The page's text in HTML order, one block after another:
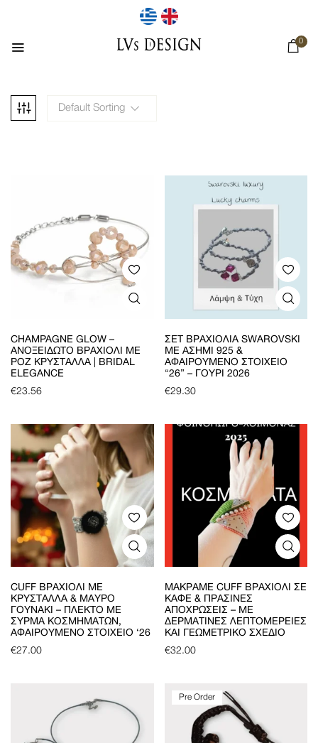
0
Default Sorting
CHAMPAGNE GLOW –
ΑΝΟΞΕΊΔΩΤΟ ΒΡΑΧΙΌΛΙ ΜΕ
ΡΟΖ ΚΡΎΣΤΑΛΛΑ | BRIDAL
ELEGANCE
€23.56
ΣΕΤ ΒΡΑΧΙΌΛΙΑ SWAROVSKI
ΜΕ ΑΣΉΜΙ 925 &
ΑΦΑΙΡΟΎΜΕΝΟ ΣΤΟΙΧΕΊΟ
“26” – ΓΟΎΡΙ 2026
€29.30
CUFF ΒΡΑΧΙΌΛΙ ΜΕ
ΚΡΎΣΤΑΛΛΑ & ΜΑΎΡΟ
ΓΟΥΝΆΚΙ – ΠΛΕΚΤΌ ΜΕ
ΣΎΡΜΑ ΚΟΣΜΗΜΆΤΩΝ,
ΑΦΑΙΡΟΎΜΕΝΟ ΣΤΟΙΧΕΊΟ ‘26
€27.00
ΜΑΚΡΑΜΈ CUFF ΒΡΑΧΙΌΛΙ ΣΕ
ΚΑΦΈ & ΠΡΆΣΙΝΕΣ
ΑΠΟΧΡΏΣΕΙΣ – ΜΕ
ΔΕΡΜΆΤΙΝΕΣ ΛΕΠΤΟΜΈΡΕΙΕΣ
ΚΑΙ ΓΕΩΜΕΤΡΙΚΌ ΣΧΈΔΙΟ
€32.00
Pre Order